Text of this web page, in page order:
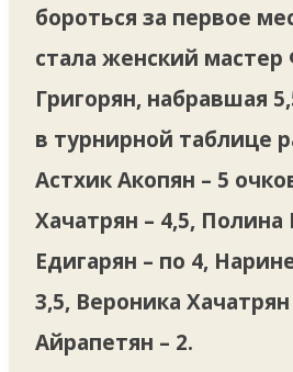
бороться за первое
стала женский
Григорян, набравшая
в турнирной таблице
Астхик Акопян – 5
Хачатрян – 4,5, Полина
Едигарян – по 4,
3,5, Вероника
Айрапетян – 2.